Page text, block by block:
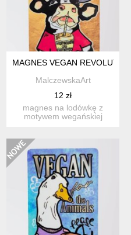
MAGNES VEGAN
MalczewskaArt
12 zł
magnes na lodówkę z
motywem wegańskiej